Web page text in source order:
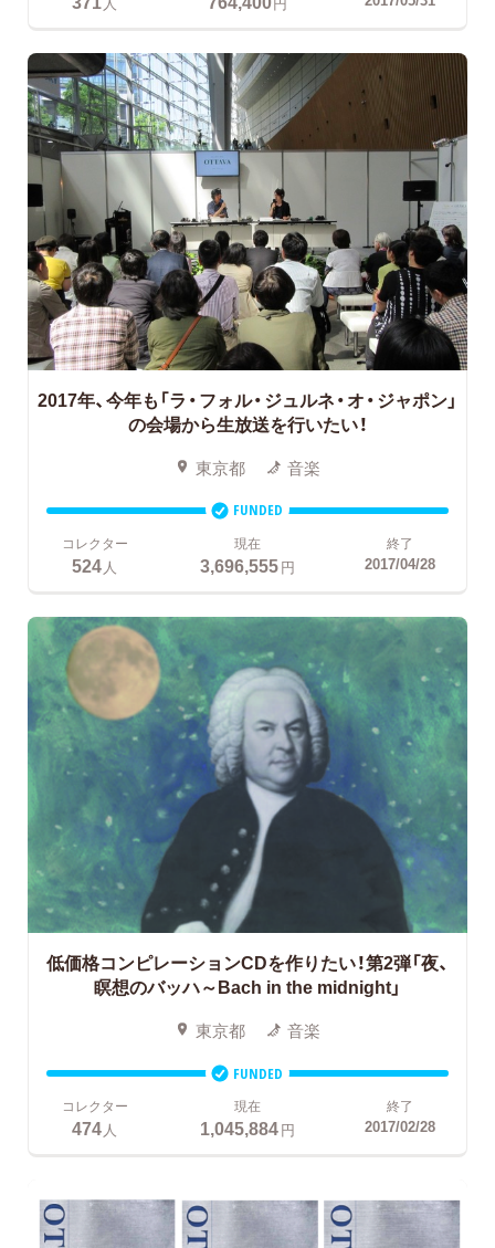
2017年、今年も「ラ・フォル・ジュルネ・オ・ジャポン」
の会場から生放送を行いたい！
東京都 音楽
FUNDED
コレクター
524 人
現在
3,696,555円
終了
2017/04/28
低価格コンピレーションCDを作りたい！第2弾「夜、
瞑想のバッハ～Bach in the midnight」
東京都 音楽
FUNDED
コレクター
474人
現在
1,045,884円
終了
2017/02/28